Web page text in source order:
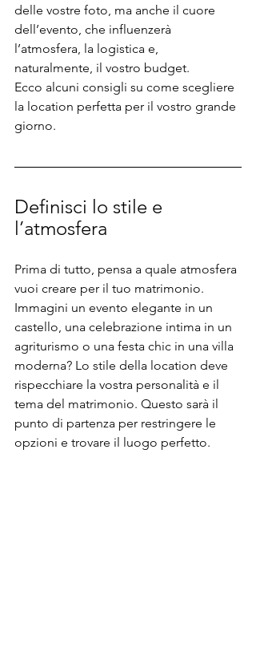
delle vostre foto, ma anche il cuore
dell’evento, che influenzerà
l’atmosfera, la logistica e,
naturalmente, il vostro budget.
Ecco alcuni consigli su come scegliere
la location perfetta per il vostro grande
giorno.
Definisci lo stile e
l’atmosfera
Prima di tutto, pensa a quale atmosfera
vuoi creare per il tuo matrimonio.
Immagini un evento elegante in un
castello, una celebrazione intima in un
agriturismo o una festa chic in una villa
moderna? Lo stile della location deve
rispecchiare la vostra personalità e il
tema del matrimonio. Questo sarà il
punto di partenza per restringere le
opzioni e trovare il luogo perfetto.